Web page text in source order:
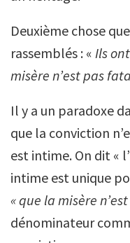
Deuxième chose
rassemblés : « Ils
misère n’est pas
Il y a un paradoxe
que la conviction
est intime. On dit «
intime est unique
« que la misère
dénominateur